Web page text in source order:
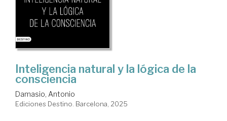
Inteligencia natural y la lógica de la
consciencia
Damasio, Antonio
Ediciones Destino. Barcelona, 2025